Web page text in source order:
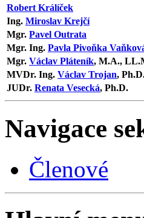
Robert Králíček
Ing. Miroslav Krejčí
Mgr. Pavel Outrata
Mgr. Ing. Pavla Pivoňka
Mgr. Václav Pláteník, M.A.,
MVDr. Ing. Václav Trojan,
JUDr. Renata Vesecká, Ph.D.
Navigace
Členové